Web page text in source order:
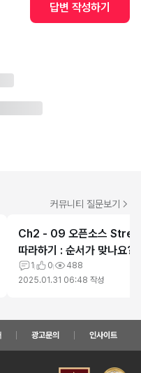
답변 작성하기
커뮤니티 질문보기
Ch2 - 09 오픈소스
따라하기 : 순서가 맞나요?
1 0
488
2025.01.31 06:48 작성
광고문의 인사이트